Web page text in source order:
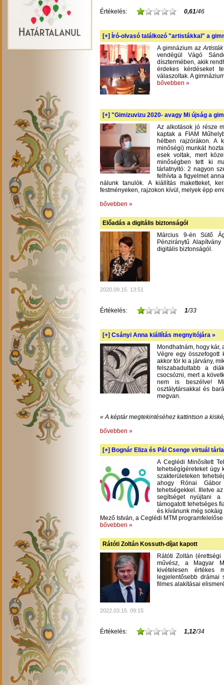
Értékelés: 0,61/46
[+] Író-olvasó találkozó "artistákkal" a
A gimnázium az
vendégül Vágó
dísztermében, akik
érdekes kérdéseket
válaszoltak. A
bővebben »
[+] "Gimizuvizu 2020- avagy Mi újság a
Az alkotások jó része
kaptak a FIAM
hétben rajzórákon. A
minőségi) munkát
esek voltak, mert
minőségben tett ki
tárlatnyitó: 2 nagyon
felhívta a figyelmet
nálunk tanulók. A kiállítás maketteket,
festményeken, rajzokon kívül, melyek épp
bővebben »
Előadás a digitális biztonságól
Március 9-én Sütő
Pénziránytű
digitális biztonságól.
2020.09.15. 13:51
Értékelés: 1/33
[+] Csányi Anna kiállítás megnyitójára »
Mondhatnám, hogy kár,
Végre egy összefogott
akkor tör ki a járvány,
felszabadultabb a
csocsózni, mert a
nem is beszélve!
osztálytársakkal és
megvan.
« A képtár megtekintéséhez kattintson a
bővebben »
[+] Bognár Eliza és Pál Csenge virtuál
A Ceglédi Minősített
tehetségígéreteket úgy
szakterületeken
ahogy Rónai Gábor
tehetségekkel. Illetve
segítséget nyújtani a
támogatott tehetséges
és kívánunk még
Mező István, a Ceglédi MTM programfelelőse
bővebben »
Rátóti Zoltán Kossuth-díjat kapott
Rátóti Zoltán
művész, a Magyar
kivételesen értékes
legjelentősebb drámai
filmes alakításai
2022.03.15. 09:15
Értékelés: 1,12/34